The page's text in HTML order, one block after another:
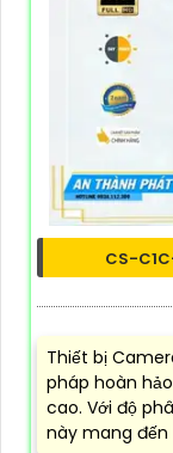
CS-
Thiết bị
pháp hoàn
cao. Với độ
này mang